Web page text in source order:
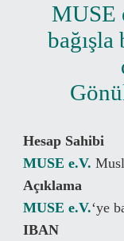
MUSE
bağışla
Hesap Sahibi
MUSE e.V.
Açıklama
MUSE e.V.‘ye
IBAN